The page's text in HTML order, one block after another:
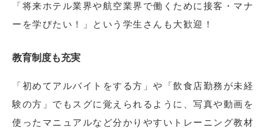
「将来ホテル業界や航空業界で働くために接客・マナ
ーを学びたい！」という学生さんも大歓迎！
教育制度も充実
「初めてアルバイトをする方」や「飲食店勤務が未経
験の方」でもスグに覚えられるように、写真や動画を
使ったマニュアルなど分かりやすいトレーニング教材